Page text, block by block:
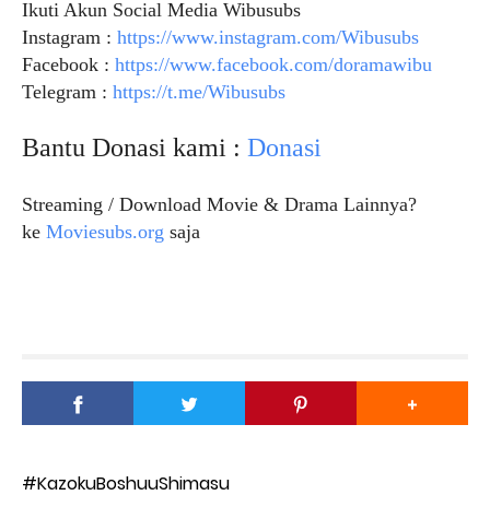
Ikuti Akun Social Media Wibusubs
Instagram : https://www.instagram.com/Wibusubs
Facebook : https://www.facebook.com/doramawibu
Telegram : https://t.me/Wibusubs
Bantu Donasi kami : Donasi
Streaming / Download Movie & Drama Lainnya?
ke Moviesubs.org saja
#KazokuBoshuuShimasu